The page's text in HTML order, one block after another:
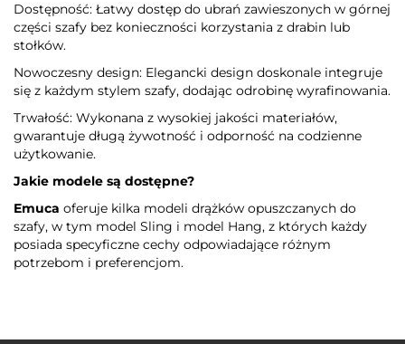
Dostępność: Łatwy dostęp do ubrań zawieszonych w górnej
części szafy bez konieczności korzystania z drabin lub
stołków.
Nowoczesny design: Elegancki design doskonale integruje
się z każdym stylem szafy, dodając odrobinę wyrafinowania.
Trwałość: Wykonana z wysokiej jakości materiałów,
gwarantuje długą żywotność i odporność na codzienne
użytkowanie.
Jakie modele są dostępne?
Emuca oferuje kilka modeli drążków opuszczanych do
szafy, w tym model Sling i model Hang, z których każdy
posiada specyficzne cechy odpowiadające różnym
potrzebom i preferencjom.